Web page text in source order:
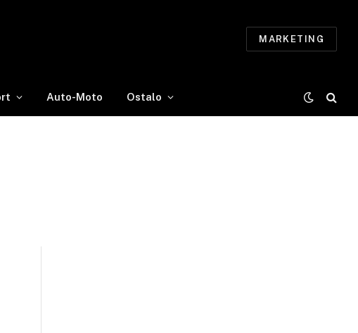
MARKETING
Auto-Moto Ostalo